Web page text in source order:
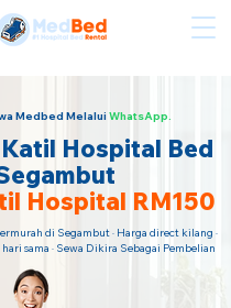
Medbed MelaluiWhatsApp.
Hospital Bed
Hospital RM150
di Segambut · Harga direct kilang ·
sama · Sewa Dikira Sebagai Pembelian